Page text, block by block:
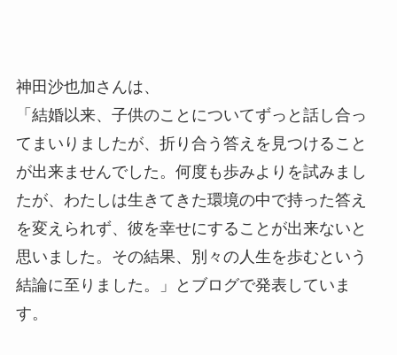
神田沙也加さんは、
「結婚以来、子供のことについてずっと話し合っ
てまいりましたが、折り合う答えを見つけること
が出来ませんでした。何度も歩みよりを試みまし
たが、わたしは生きてきた環境の中で持った答え
を変えられず、彼を幸せにすることが出来ないと
思いました。その結果、別々の人生を歩むという
結論に至りました。」とブログで発表していま
す。